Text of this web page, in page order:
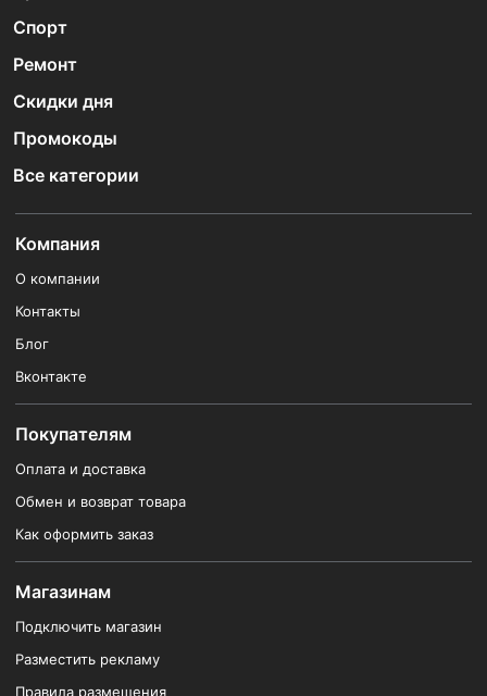
Спорт
Ремонт
Скидки дня
Промокоды
Все категории
Компания
О компании
Контакты
Блог
Вконтакте
Покупателям
Оплата и доставка
Обмен и возврат товара
Как оформить заказ
Магазинам
Подключить магазин
Разместить рекламу
Правила размещения